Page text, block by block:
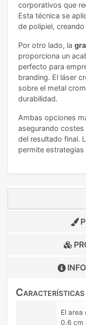
corporativos que
Esta técnica se
de polipiel,
Por otro lado, la
proporciona un
perfecto para
branding. El láser
sobre el metal
durabilidad.
Ambas opciones
asegurando
del resultado final.
permite
Características
El
0,6 cm